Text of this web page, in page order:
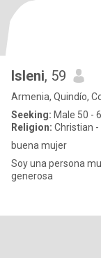
Isleni, 59
Armenia, Quindío,
Seeking: Male 50 -
Religion: Christian
buena mujer
Soy una persona
generosa